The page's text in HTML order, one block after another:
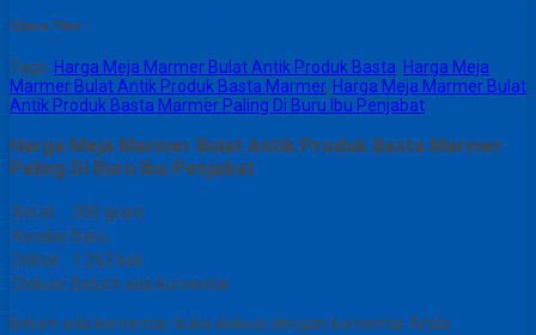
Share This :
Tags: Harga Meja Marmer Bulat Antik Produk Basta, Harga Meja
Marmer Bulat Antik Produk Basta Marmer, Harga Meja Marmer Bulat
Antik Produk Basta Marmer Paling Di Buru Ibu Penjabat
Harga Meja Marmer Bulat Antik Produk Basta Marmer
Paling Di Buru Ibu Penjabat
Berat
300 gram
Kondisi Baru
Dilihat
1.262 kali
Diskusi Belum ada komentar
Belum ada komentar, buka diskusi dengan komentar Anda.